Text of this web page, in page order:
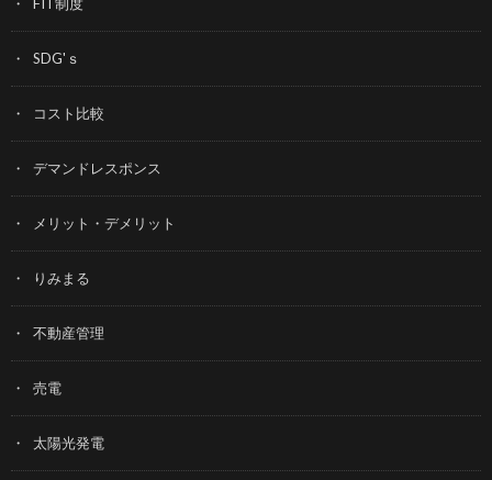
SDG'ｓ
コスト比較
デマンドレスポンス
メリット・デメリット
りみまる
不動産管理
売電
太陽光発電